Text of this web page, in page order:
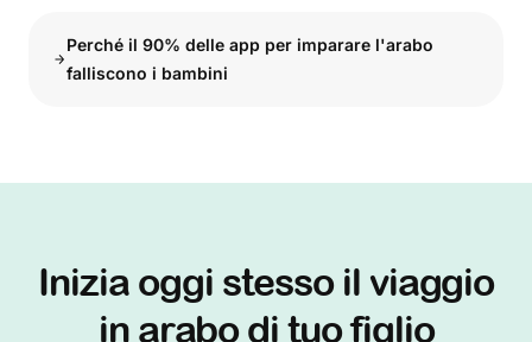
Perché il 90% delle app per imparare l'arabo
falliscono i bambini
Inizia oggi stesso il viaggio
in arabo di tuo figlio